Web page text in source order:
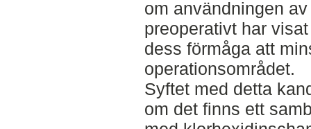
om användningen
preoperativt har
dess förmåga att
operationsområdet.
Syftet med detta
om det finns ett